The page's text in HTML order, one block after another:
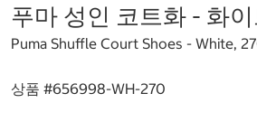
푸마 성인 코트화 - 화
Puma Shuffle Court Shoes - White,
상품 #656998-WH-270